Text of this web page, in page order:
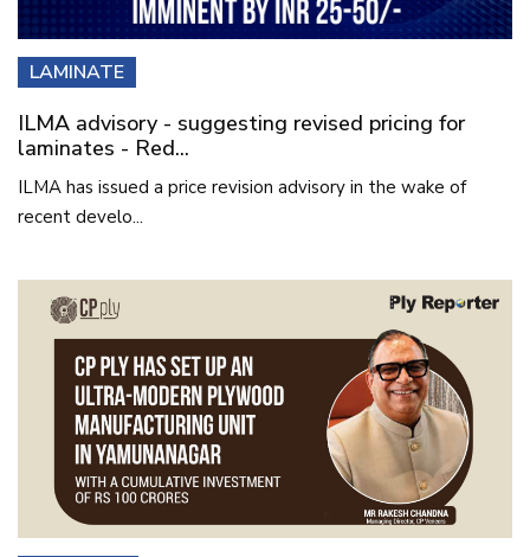
LAMINATE
ILMA advisory - suggesting revised pricing for
laminates - Red...
ILMA has issued a price revision advisory in the wake of
recent develo...